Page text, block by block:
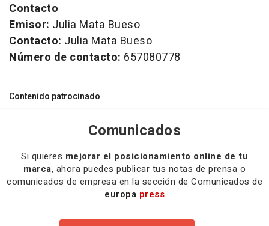
Contacto
Emisor: Julia Mata Bueso
Contacto: Julia Mata Bueso
Número de contacto: 657080778
Contenido patrocinado
Comunicados
Si quieres mejorar el posicionamiento online de tu
marca, ahora puedes publicar tus notas de prensa o
comunicados de empresa en la sección de Comunicados de
europa press